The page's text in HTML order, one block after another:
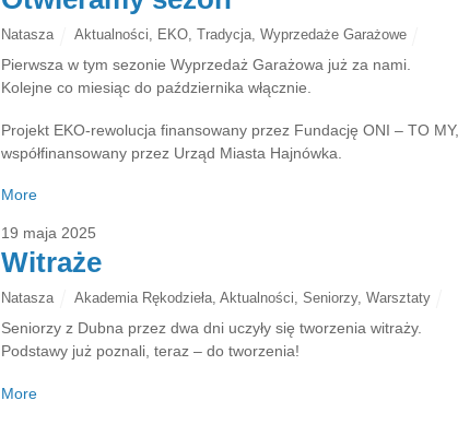
Natasza Aktualności, EKO, Tradycja, Wyprzedaże Garażowe
Pierwsza w tym sezonie Wyprzedaż Garażowa już za nami.
Kolejne co miesiąc do października włącznie.
Projekt EKO-rewolucja finansowany przez Fundację ONI – TO MY,
współfinansowany przez Urząd Miasta Hajnówka.
More
19 maja 2025
Witraże
Natasza Akademia Rękodzieła, Aktualności, Seniorzy, Warsztaty
Seniorzy z Dubna przez dwa dni uczyły się tworzenia witraży.
Podstawy już poznali, teraz – do tworzenia!
More